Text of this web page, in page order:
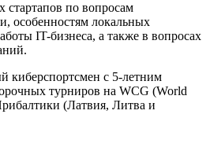
по вопросам
особенностям локальных
IT-бизнеса, а также в вопросах
киберспортсмен с 5-летним
турниров на WCG (World
(Латвия, Литва и